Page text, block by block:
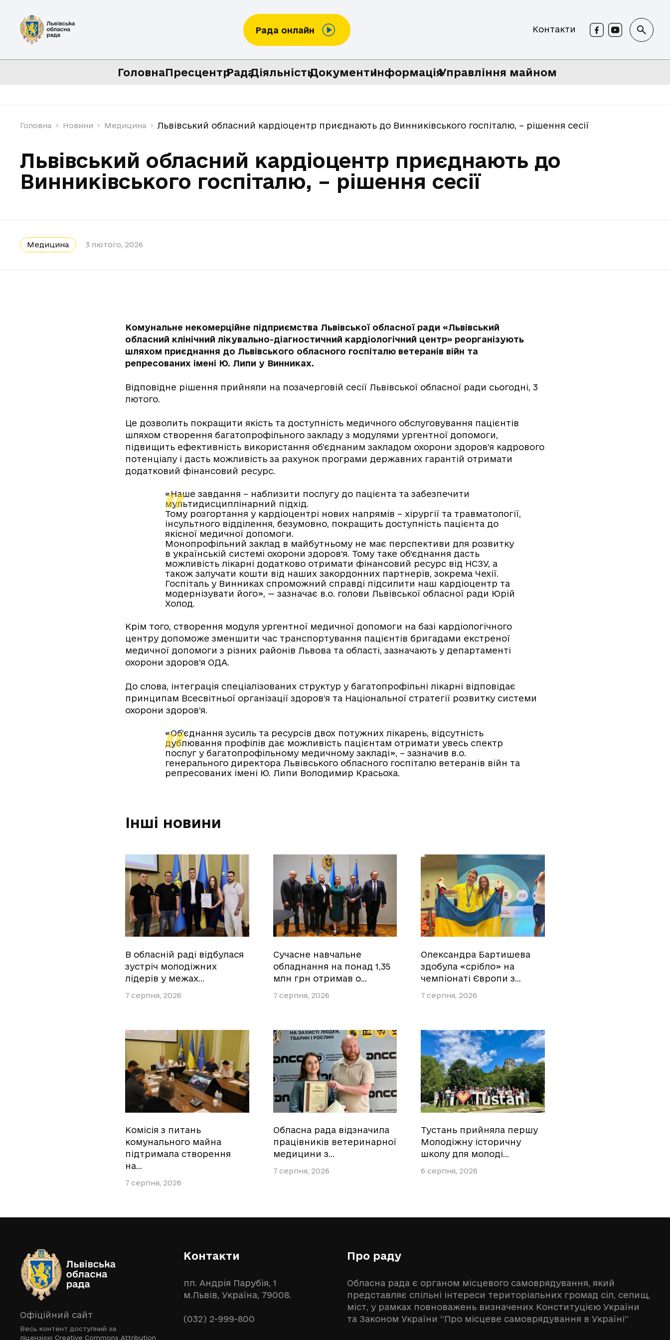
Рада онлайн Контакти
ГоловнаПресцентрРадаДіяльністьДокументиІнформаціяУправління майном
Головна Новини Медицина Львівський обласний кардіоцентр приєднають до Винниківського госпіталю, – рішення сесії
Львівський обласний кардіоцентр приєднають до
Винниківського госпіталю, – рішення сесії
Медицина 3 лютого, 2026
Комунальне некомерційне підприємства Львівської обласної ради «Львівський
обласний клінічний лікувально-діагностичний кардіологічний центр» реорганізують
шляхом приєднання до Львівського обласного госпіталю ветеранів війн та
репресованих імені Ю. Липи у Винниках.
Відповідне рішення прийняли на позачерговій сесії Львівської обласної ради сьогодні, 3
лютого.
Це дозволить покращити якість та доступність медичного обслуговування пацієнтів
шляхом створення багатопрофільного закладу з модулями ургентної допомоги,
підвищить ефективність використання об’єднаним закладом охорони здоров’я кадрового
потенціалу і дасть можливість за рахунок програми державних гарантій отримати
додатковий фінансовий ресурс.
«Наше завдання – наблизити послугу до пацієнта та забезпечити
мультидисциплінарний підхід.
Тому розгортання у кардіоцентрі нових напрямів – хірургії та травматології,
інсультного відділення, безумовно, покращить доступність пацієнта до
якісної медичної допомоги.
Монопрофільний заклад в майбутньому не має перспективи для розвитку
в українській системі охорони здоровʼя. Тому таке обʼєднання дасть
можливість лікарні додатково отримати фінансовий ресурс від НСЗУ, а
також залучати кошти від наших закордонних партнерів, зокрема Чехії.
Госпіталь у Винниках спроможний справді підсилити наш кардіоцентр та
модернізувати його», — зазначає в.о. голови Львівської обласної ради Юрій
Холод.
Крім того, створення модуля ургентної медичної допомоги на базі кардіологічного
центру допоможе зменшити час транспортування пацієнтів бригадами екстреної
медичної допомоги з різних районів Львова та області, зазначають у департаменті
охорони здоров’я ОДА.
До слова, інтеграція спеціалізованих структур у багатопрофільні лікарні відповідає
принципам Всесвітньої організації здоров’я та Національної стратегії розвитку системи
охорони здоров’я.
«Об’єднання зусиль та ресурсів двох потужних лікарень, відсутність
дублювання профілів дає можливість пацієнтам отримати увесь спектр
послуг у багатопрофільному медичному закладі», – зазначив в.о.
генерального директора Львівського обласного госпіталю ветеранів війн та
репресованих імені Ю. Липи Володимир Красьоха.
Інші новини
В обласній раді відбулася
зустріч молодіжних
лідерів у межах…
7 серпня, 2026
Сучасне навчальне
обладнання на понад 1,35
млн грн отримав о…
7 серпня, 2026
Олександра Бартишева
здобула «срібло» на
чемпіонаті Європи з…
7 серпня, 2026
Комісія з питань
комунального майна
підтримала створення
на…
7 серпня, 2026
Обласна рада відзначила
працівників ветеринарної
медицини з…
7 серпня, 2026
Тустань прийняла першу
Молодіжну історичну
школу для молоді…
6 серпня, 2026
Офіційний сайт
Весь контент доступний за
ліцензією Creative Commons Attribution
Контакти
пл. Андрія Парубія, 1
м.Львів, Україна, 79008.
(032) 2-999-800
Про раду
Обласна рада є органом місцевого самоврядування, який
представляє спільні інтереси територіальних громад сіл, селищ,
міст, у рамках повноважень визначених Конституцією України
та Законом України “Про місцеве самоврядування в Україні”